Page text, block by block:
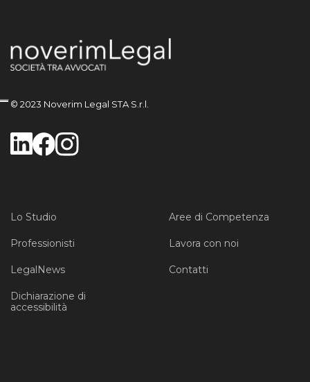
© 2023 Noverim Legal STA S.r.l.
Lo Studio Aree di Competenza
Professionisti Lavora con noi
LegalNews Contatti
Dichiarazione di
accessibilità